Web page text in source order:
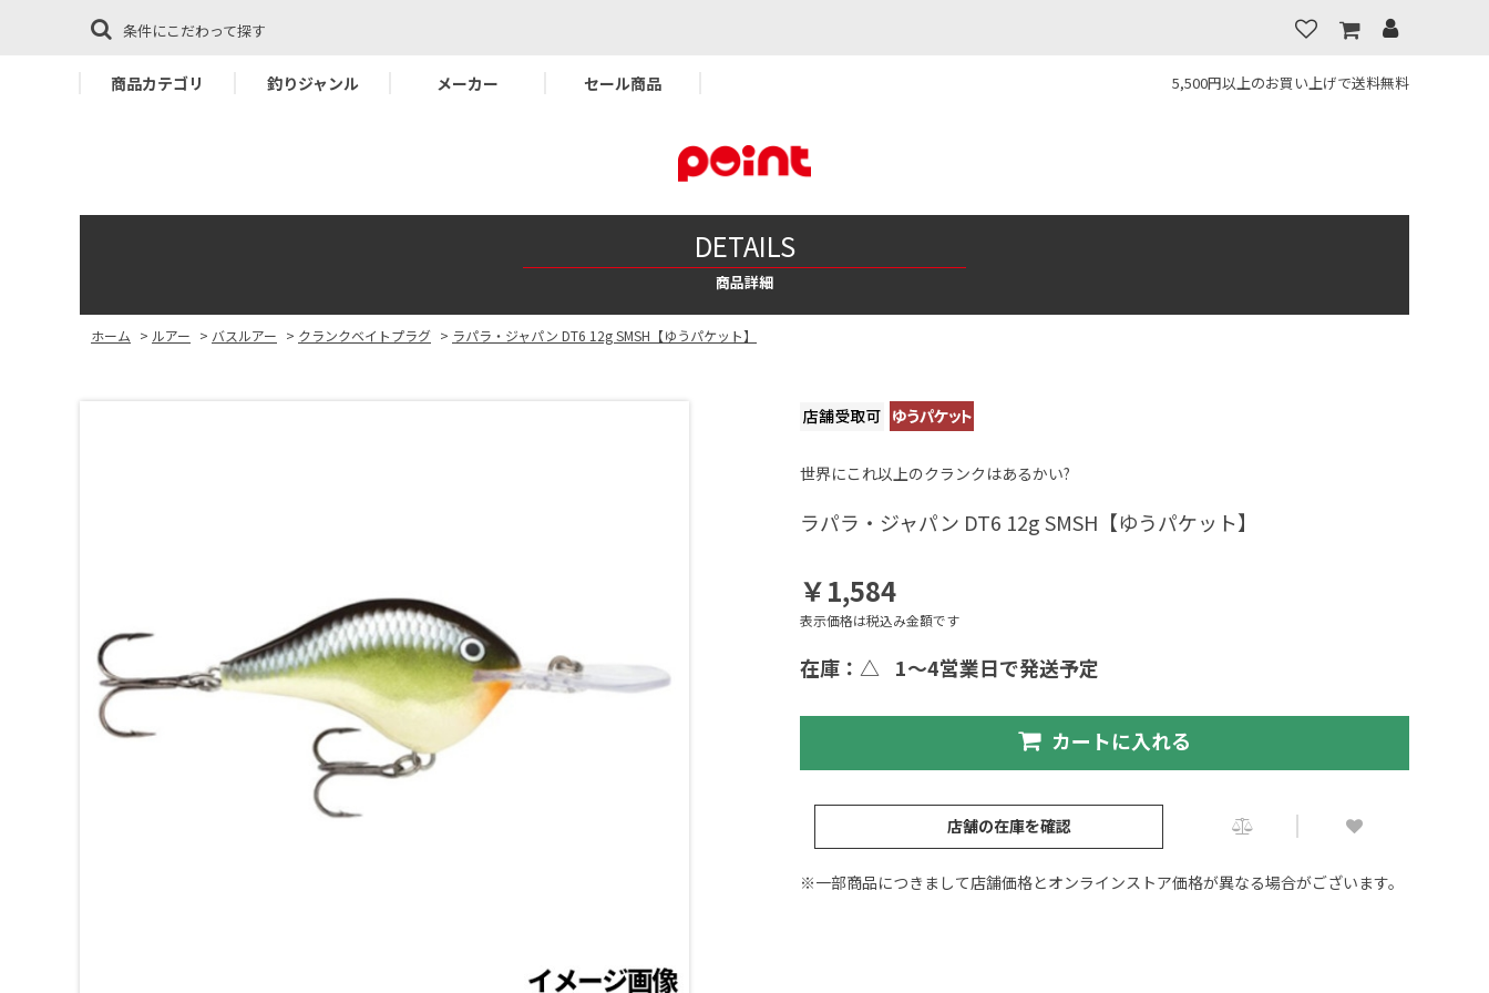
条件にこだわって探す
商品カテゴリ 釣りジャンル メーカー セール商品 5,500円以上のお買い上げで送料無料
DETAILS
商品詳細
ホーム > ルアー > バスルアー > クランクベイトプラグ > ラパラ・ジャパン DT6 12g SMSH【ゆうパケット】
世界にこれ以上のクランクはあるかい?
ラパラ・ジャパン DT6 12g SMSH【ゆうパケット】
￥1,584
表示価格は税込み金額です
在庫：△ 1～4営業日で発送予定
カートに入れる
店舗の在庫を確認
※一部商品につきまして店舗価格とオンラインストア価格が異なる場合がございます。